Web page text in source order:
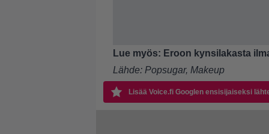
Lue myös: Eroon kynsilakasta
Lähde: Popsugar, Makeup
Lisää Voice.fi Googlen ensisijaiseksi